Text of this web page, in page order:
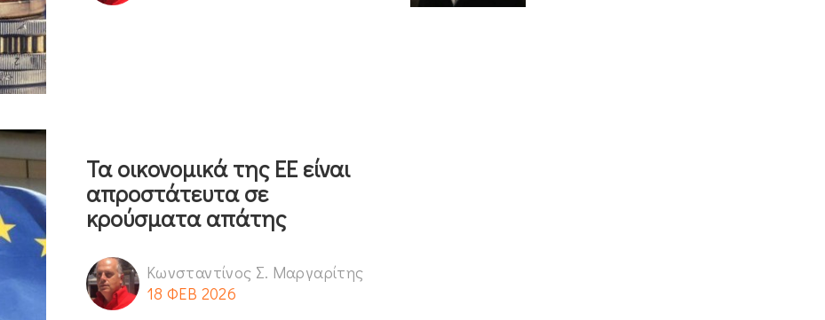
Τα οικονομικά της ΕΕ είναι
απροστάτευτα σε
κρούσματα απάτης
Κωνσταντίνος Σ. Μαργαρίτης
18 ΦΕΒ 2026